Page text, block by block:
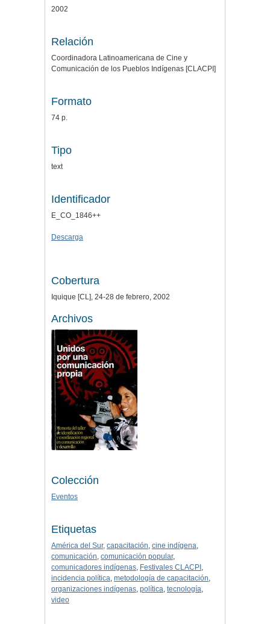
2002
Relación
Coordinadora Latinoamericana de Cine y
Comunicación de los Pueblos Indígenas [CLACPI]
Formato
74 p.
Tipo
text
Identificador
E_CO_1846++
Descarga
Cobertura
Iquique [CL], 24-28 de febrero, 2002
Archivos
Colección
Eventos
Etiquetas
América del Sur, capacitación, cine indígena,
comunicación, comunicación popular,
comunicadores indígenas, Festivales CLACPI ,
incidencia política, metodología de capacitación,
organizaciones indígenas, política, tecnología,
video